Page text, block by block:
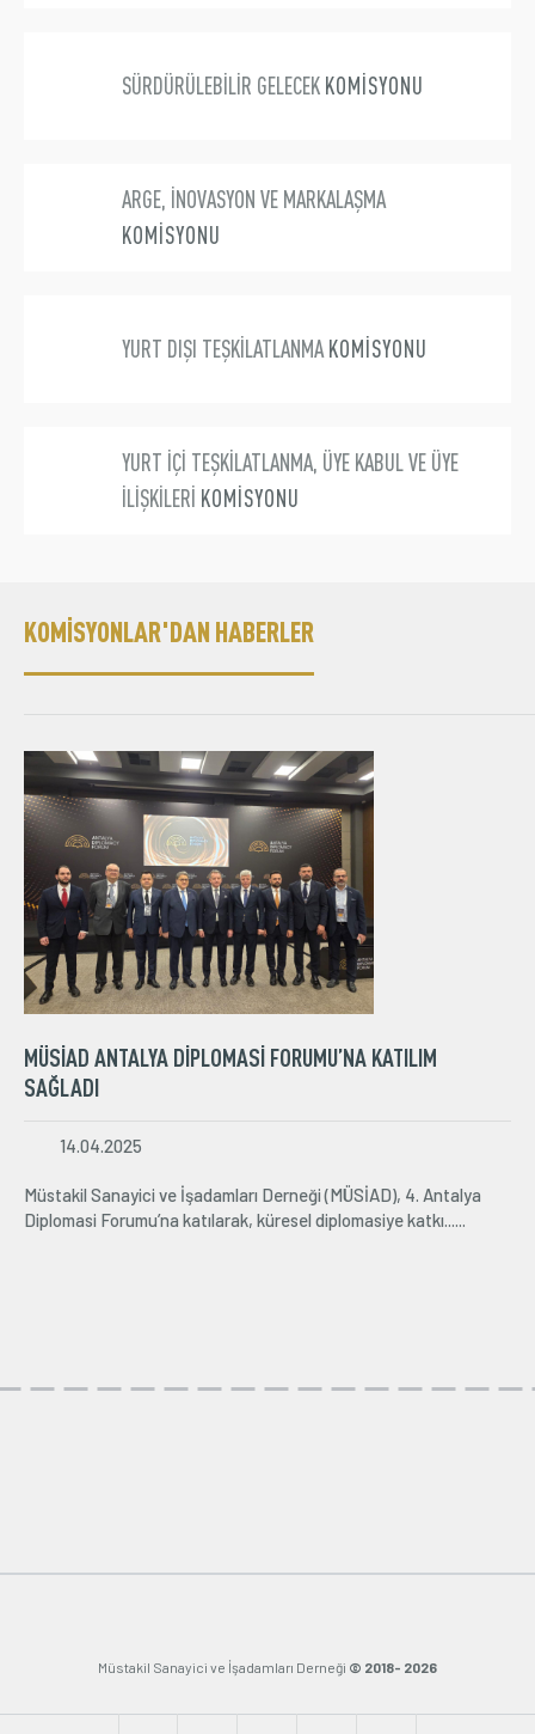
SÜRDÜRÜLEBİLİR GELECEK KOMİSYONU
ARGE, İNOVASYON VE MARKALAŞMA
KOMİSYONU
YURT DIŞI TEŞKİLATLANMA KOMİSYONU
YURT İÇİ TEŞKİLATLANMA, ÜYE KABUL VE ÜYE
İLİŞKİLERİ KOMİSYONU
KOMİSYONLAR'DAN HABERLER
MÜSİAD ANTALYA DİPLOMASİ FORUMU’NA KATILIM
SAĞLADI
14.04.2025
Müstakil Sanayici ve İşadamları Derneği (MÜSİAD), 4. Antalya
Diplomasi Forumu’na katılarak, küresel diplomasiye katkı......
Müstakil Sanayici ve İşadamları Derneği © 2018- 2026